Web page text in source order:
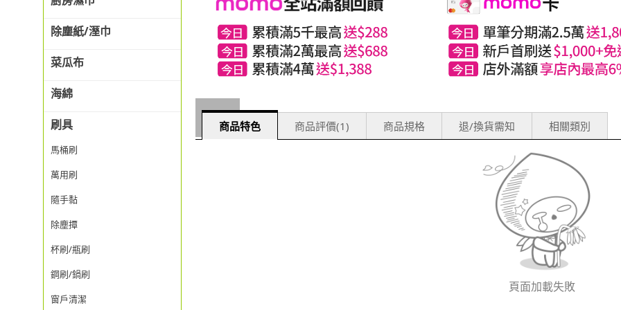
除塵紙/溼巾
菜瓜布
海綿
刷具
馬桶刷
萬用刷
隨手黏
除塵撢
杯刷/瓶刷
鋼刷/鍋刷
窗戶清潔
商品特色 商品評價(1) 商品規格 退/換貨需知 相關類別
頁面加載失敗